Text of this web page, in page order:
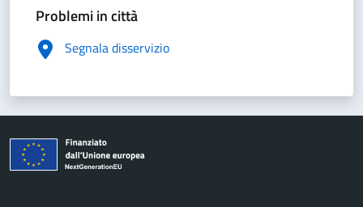
Problemi in città
Segnala disservizio